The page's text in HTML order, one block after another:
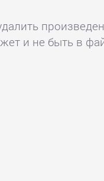
и не быть в